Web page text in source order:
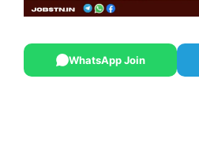
WhatsApp Join